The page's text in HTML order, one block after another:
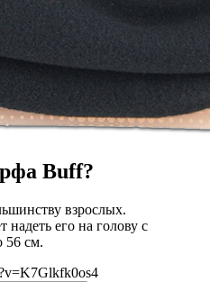
Buff?
взрослых.
надеть его на голову с
56 см.